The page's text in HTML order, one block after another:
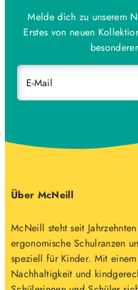
Melde dich zu unserem
Erstes von neuen
E-Mail
Über McNeill
McNeill steht seit
ergonomische Schulranzen
speziell für Kinder. Mit
Nachhaltigkeit und